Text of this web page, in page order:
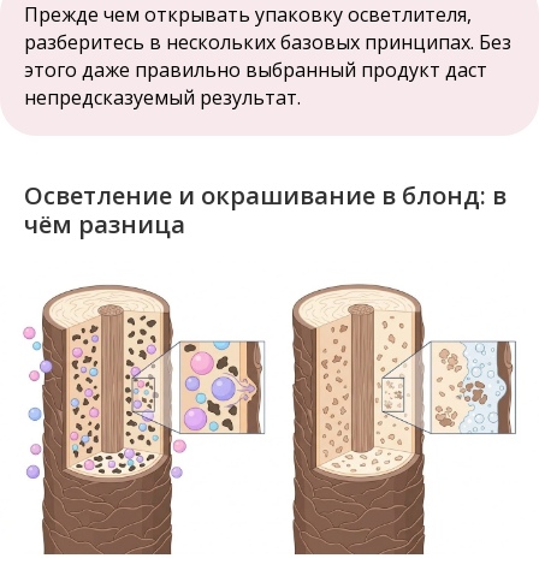
Прежде чем открывать упаковку осветлителя,
разберитесь в нескольких базовых принципах. Без
этого даже правильно выбранный продукт даст
непредсказуемый результат.
Осветление и окрашивание в блонд: в
чём разница